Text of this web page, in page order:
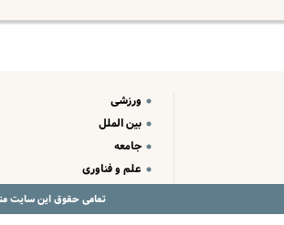
ورزشی
بین الملل
جامعه
علم و فناوری
تمامی حقوق این سایت